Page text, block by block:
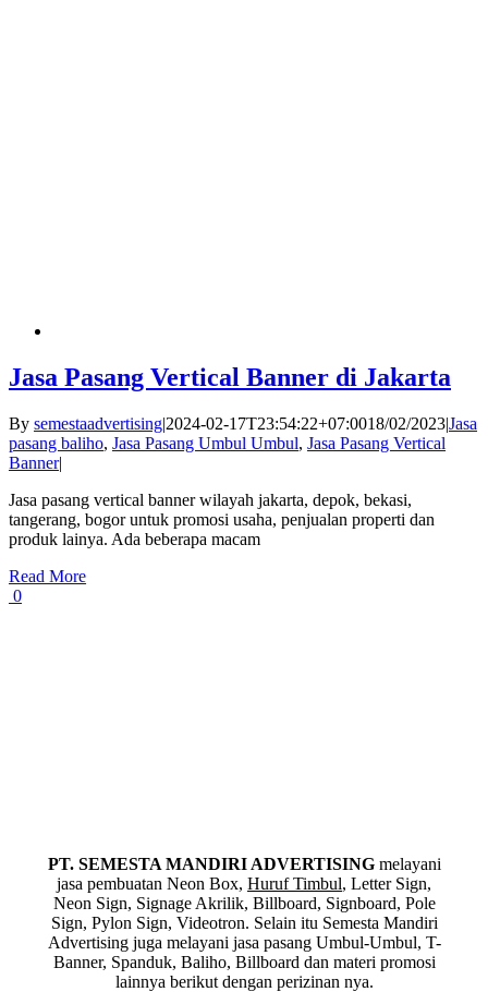
Jasa Pasang Vertical Banner di Jakarta
By semestaadvertising|2024-02-17T23:54:22+07:0018/02/2023|Jasa
pasang baliho, Jasa Pasang Umbul Umbul, Jasa Pasang Vertical
Banner|
Jasa pasang vertical banner wilayah jakarta, depok, bekasi,
tangerang, bogor untuk promosi usaha, penjualan properti dan
produk lainya. Ada beberapa macam
Read More
0
PT. SEMESTA MANDIRI ADVERTISINGmelayani
jasa pembuatan Neon Box, Huruf Timbul, Letter Sign,
Neon Sign, Signage Akrilik, Billboard, Signboard, Pole
Sign, Pylon Sign, Videotron. Selain itu Semesta Mandiri
Advertising juga melayani jasa pasang Umbul-Umbul, T-
Banner, Spanduk, Baliho, Billboard dan materi promosi
lainnya berikut dengan perizinan nya.